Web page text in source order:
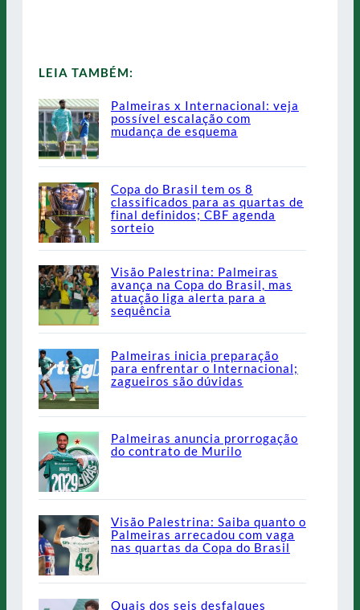
LEIA TAMBÉM:
Palmeiras x Internacional: veja
possível escalação com
mudança de esquema
Copa do Brasil tem os 8
classificados para as quartas de
final definidos; CBF agenda
sorteio
Visão Palestrina: Palmeiras
avança na Copa do Brasil, mas
atuação liga alerta para a
sequência
Palmeiras inicia preparação
para enfrentar o Internacional;
zagueiros são dúvidas
Palmeiras anuncia prorrogação
do contrato de Murilo
Visão Palestrina: Saiba quanto o
Palmeiras arrecadou com vaga
nas quartas da Copa do Brasil
Quais dos seis desfalques